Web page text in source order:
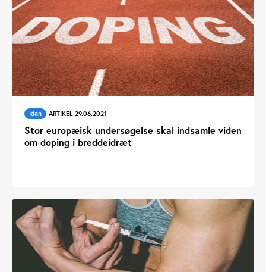
Idan ARTIKEL 29.06.2021
Stor europæisk undersøgelse skal indsamle viden
om doping i breddeidræt